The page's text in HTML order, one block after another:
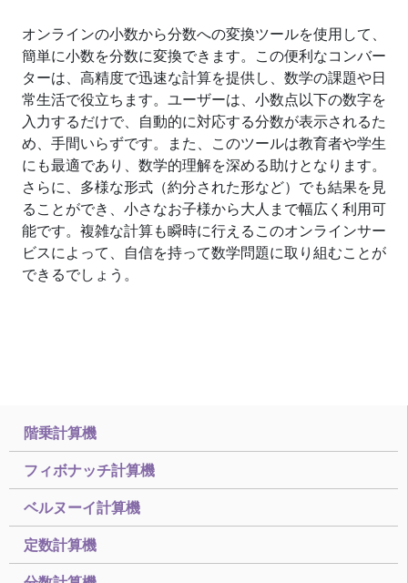
階乗計算機
フィボナッチ計算機
ベルヌーイ計算機
定数計算機
オンラインの小数から分数への変換ツールを使用して、
簡単に小数を分数に変換できます。この便利なコンバー
ターは、高精度で迅速な計算を提供し、数学の課題や日
常生活で役立ちます。ユーザーは、小数点以下の数字を
入力するだけで、自動的に対応する分数が表示されるた
め、手間いらずです。また、このツールは教育者や学生
にも最適であり、数学的理解を深める助けとなります。
さらに、多様な形式（約分された形など）でも結果を見
ることができ、小さなお子様から大人まで幅広く利用可
能です。複雑な計算も瞬時に行えるこのオンラインサー
ビスによって、自信を持って数学問題に取り組むことが
できるでしょう。